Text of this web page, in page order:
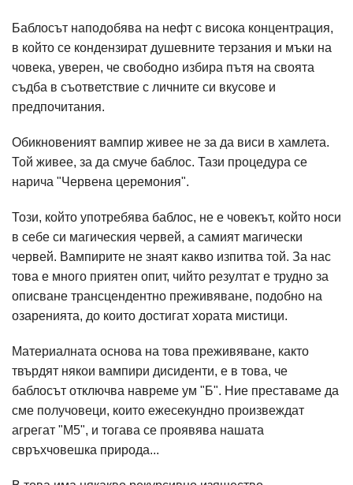
Баблосът наподобява на нефт с висока концентрация,
в който се кондензират душевните терзания и мъки на
човека, уверен, че свободно избира пътя на своята
съдба в съответствие с личните си вкусове и
предпочитания.
Обикновеният вампир живее не за да виси в хамлета.
Той живее, за да смуче баблос. Тази процедура се
нарича "Червена церемония".
Този, който употребява баблос, не е човекът, който носи
в себе си магическия червей, а самият магически
червей. Вампирите не знаят какво изпитва той. За нас
това е много приятен опит, чийто резултат е трудно за
описване трансцендентно преживяване, подобно на
озаренията, до които достигат хората мистици.
Материалната основа на това преживяване, както
твърдят някои вампири дисиденти, е в това, че
баблосът отключва навреме ум "Б". Ние преставаме да
сме получовеци, които ежесекундно произвеждат
агрегат "М5", и тогава се проявява нашата
свръхчовешка природа...